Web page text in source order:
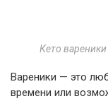
Кето вареники
Вареники — это
времени или